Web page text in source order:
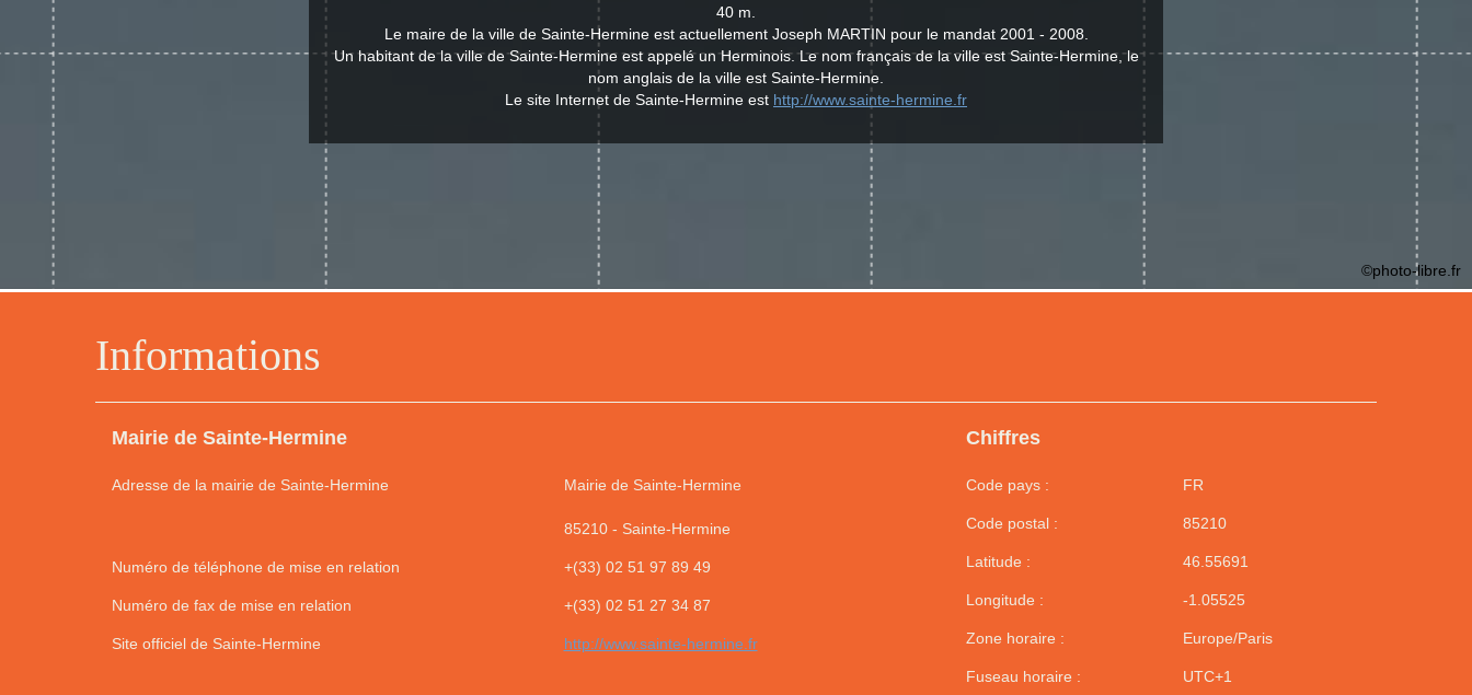
Informations
Mairie de Sainte-Hermine
Adresse de la mairie de Sainte-Hermine Mairie de Sainte-Hermine
85210- Sainte-Hermine
Numéro de téléphone de mise en relation +(33) 02 51 97 89 49
Numéro de fax de mise en relation +(33) 02 51 27 34 87
Site officiel de Sainte-Hermine http://www.sainte-hermine.fr
Chiffres
Code pays : FR
Code postal : 85210
Latitude : 46.55691
Longitude : -1.05525
Zone horaire : Europe/Paris
Fuseau horaire : UTC+1
40 m.
Le maire de la ville de Sainte-Hermine est actuellement Joseph MARTIN pour le mandat 2001 - 2008.
Un habitant de la ville de Sainte-Hermine est appelé un Herminois. Le nom français de la ville est Sainte-Hermine, le
nom anglais de la ville est Sainte-Hermine.
Le site Internet de Sainte-Hermine est http://www.sainte-hermine.fr
©photo-libre.fr